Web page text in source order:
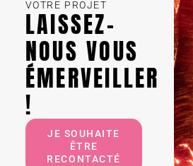
VOTRE PROJET
LAISSEZ-
NOUS VOUS
ÉMERVEILLER
!
JE SOUHAITE
ÊTRE
RECONTACTÉ